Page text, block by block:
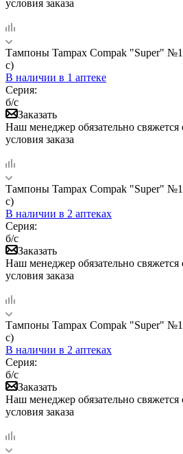
условия заказа
Тампоны Tampax Compak "Super"
с)
В наличии в 1 аптеке
Серия:
б/с
Заказать
Наш менеджер обязательно
условия заказа
Тампоны Tampax Compak "Super"
с)
В наличии в 2 аптеках
Серия:
б/с
Заказать
Наш менеджер обязательно
условия заказа
Тампоны Tampax Compak "Super"
с)
В наличии в 2 аптеках
Серия:
б/с
Заказать
Наш менеджер обязательно
условия заказа